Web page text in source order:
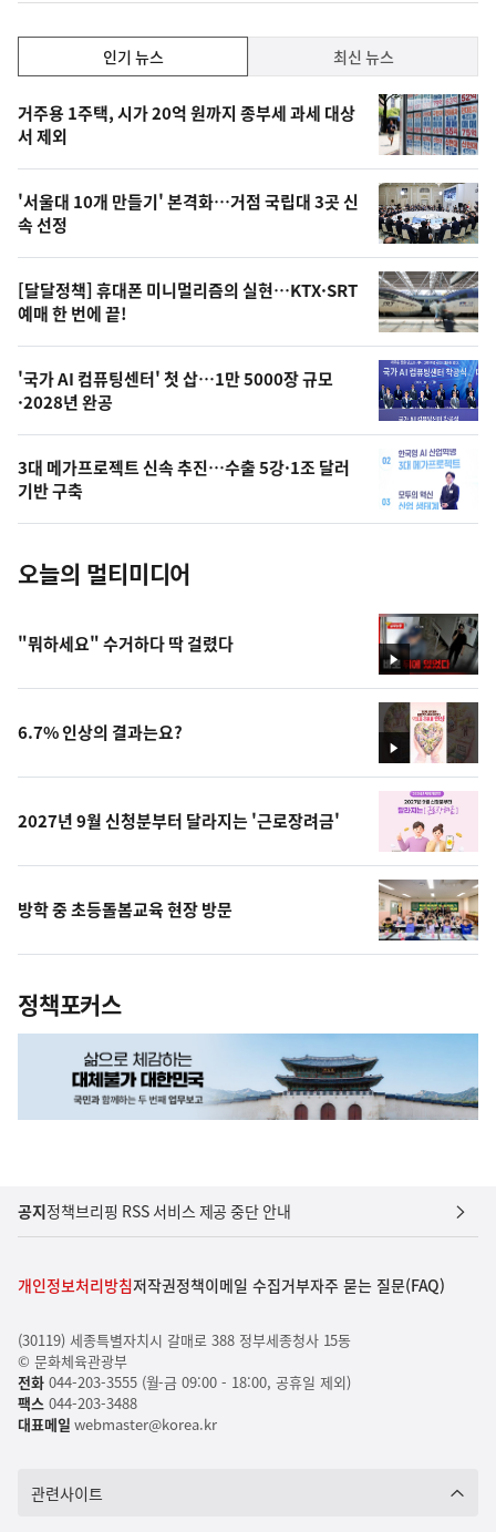
기,
최
신,
오
늘
의
영
상
오
늘
의
사
진
인기 뉴스 최신 뉴스
기
뉴
스
거주용 1주택, 시가 20억 원까지 종부세 과세 대상
서 제외
'서울대 10개 만들기' 본격화…거점 국립대 3곳 신
속 선정
[달달정책] 휴대폰 미니멀리즘의 실현…KTX·SRT
예매 한 번에 끝!
'국가 AI 컴퓨팅센터' 첫 삽…1만 5000장 규모
·2028년 완공
3대 메가프로젝트 신속 추진…수출 5강·1조 달러
기반 구축
오늘의 멀티미디어
영
상
"뭐하세요" 수거하다 딱 걸렸다
영
상
6.7% 인상의 결과는요?
2027년 9월 신청분부터 달라지는 '근로장려금'
방학 중 초등돌봄교육 현장 방문
정책포커스
공지정책브리핑 RSS 서비스 제공 중단 안내
개인정보처리방침저작권정책이메일 수집거부자주 묻는 질문(FAQ)
(30119) 세종특별자치시 갈매로 388 정부세종청사 15동
© 문화체육관광부
전화044-203-3555 (월-금 09:00 - 18:00, 공휴일 제외)
팩스044-203-3488
대표메일 webmaster@korea.kr
관련사이트